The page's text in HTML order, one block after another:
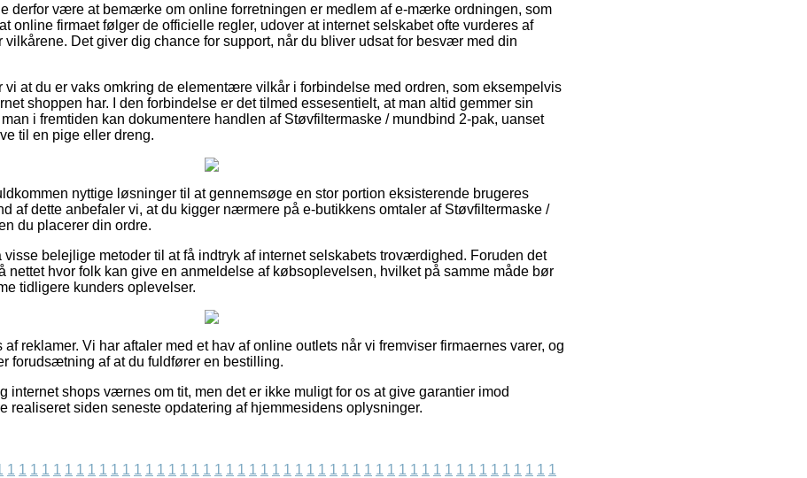
derfor være at bemærke om online forretningen er medlem af e-mærke ordningen, som
online firmaet følger de officielle regler, udover at internet selskabet ofte vurderes af
vilkårene. Det giver dig chance for support, når du bliver udsat for besvær med din
vi at du er vaks omkring de elementære vilkår i forbindelse med ordren, som eksempelvis
shoppen har. I den forbindelse er det tilmed essesentielt, at man altid gemmer sin
i fremtiden kan dokumentere handlen af Støvfiltermaske / mundbind 2-pak, uanset
til en pige eller dreng.
nyttige løsninger til at gennemsøge en stor portion eksisterende brugeres
af dette anbefaler vi, at du kigger nærmere på e-butikkens omtaler af Støvfiltermaske /
du placerer din ordre.
visse belejlige metoder til at få indtryk af internet selskabets troværdighed. Foruden det
nettet hvor folk kan give en anmeldelse af købsoplevelsen, hvilket på samme måde bør
tidligere kunders oplevelser.
reklamer. Vi har aftaler med et hav af online outlets når vi fremviser firmaernes varer, og
forudsætning af at du fuldfører en bestilling.
internet shops værnes om tit, men det er ikke muligt for os at give garantier imod
siden seneste opdatering af hjemmesidens oplysninger.
1 1 1 1 1 1 1 1 1 1 1 1 1 1 1 1 1 1 1 1 1 1 1 1 1 1 1 1 1 1 1 1 1 1 1 1 1 1 1 1 1 1 1 1 1 1 1 1